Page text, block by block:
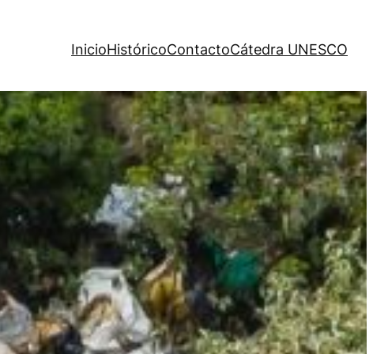
InicioHistóricoContactoCátedra UNESCO